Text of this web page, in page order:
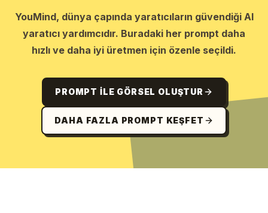
YouMind, dünya çapında yaratıcıların güvendiği AI
yaratıcı yardımcıdır. Buradaki her prompt daha
hızlı ve daha iyi üretmen için özenle seçildi.
PROMPT ILE GÖRSEL OLUŞTUR
DAHA FAZLA PROMPT KEŞFET